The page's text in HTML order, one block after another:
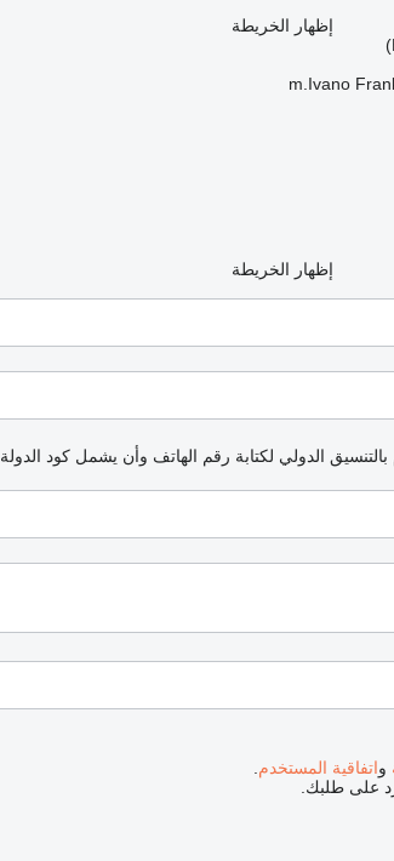
إظهار الخريطة
إظهار الخريطة
الدولي لكتابة رقم الهاتف وأن يشمل كود الدولة.
واتفاقية المستخدم
على طلبك.